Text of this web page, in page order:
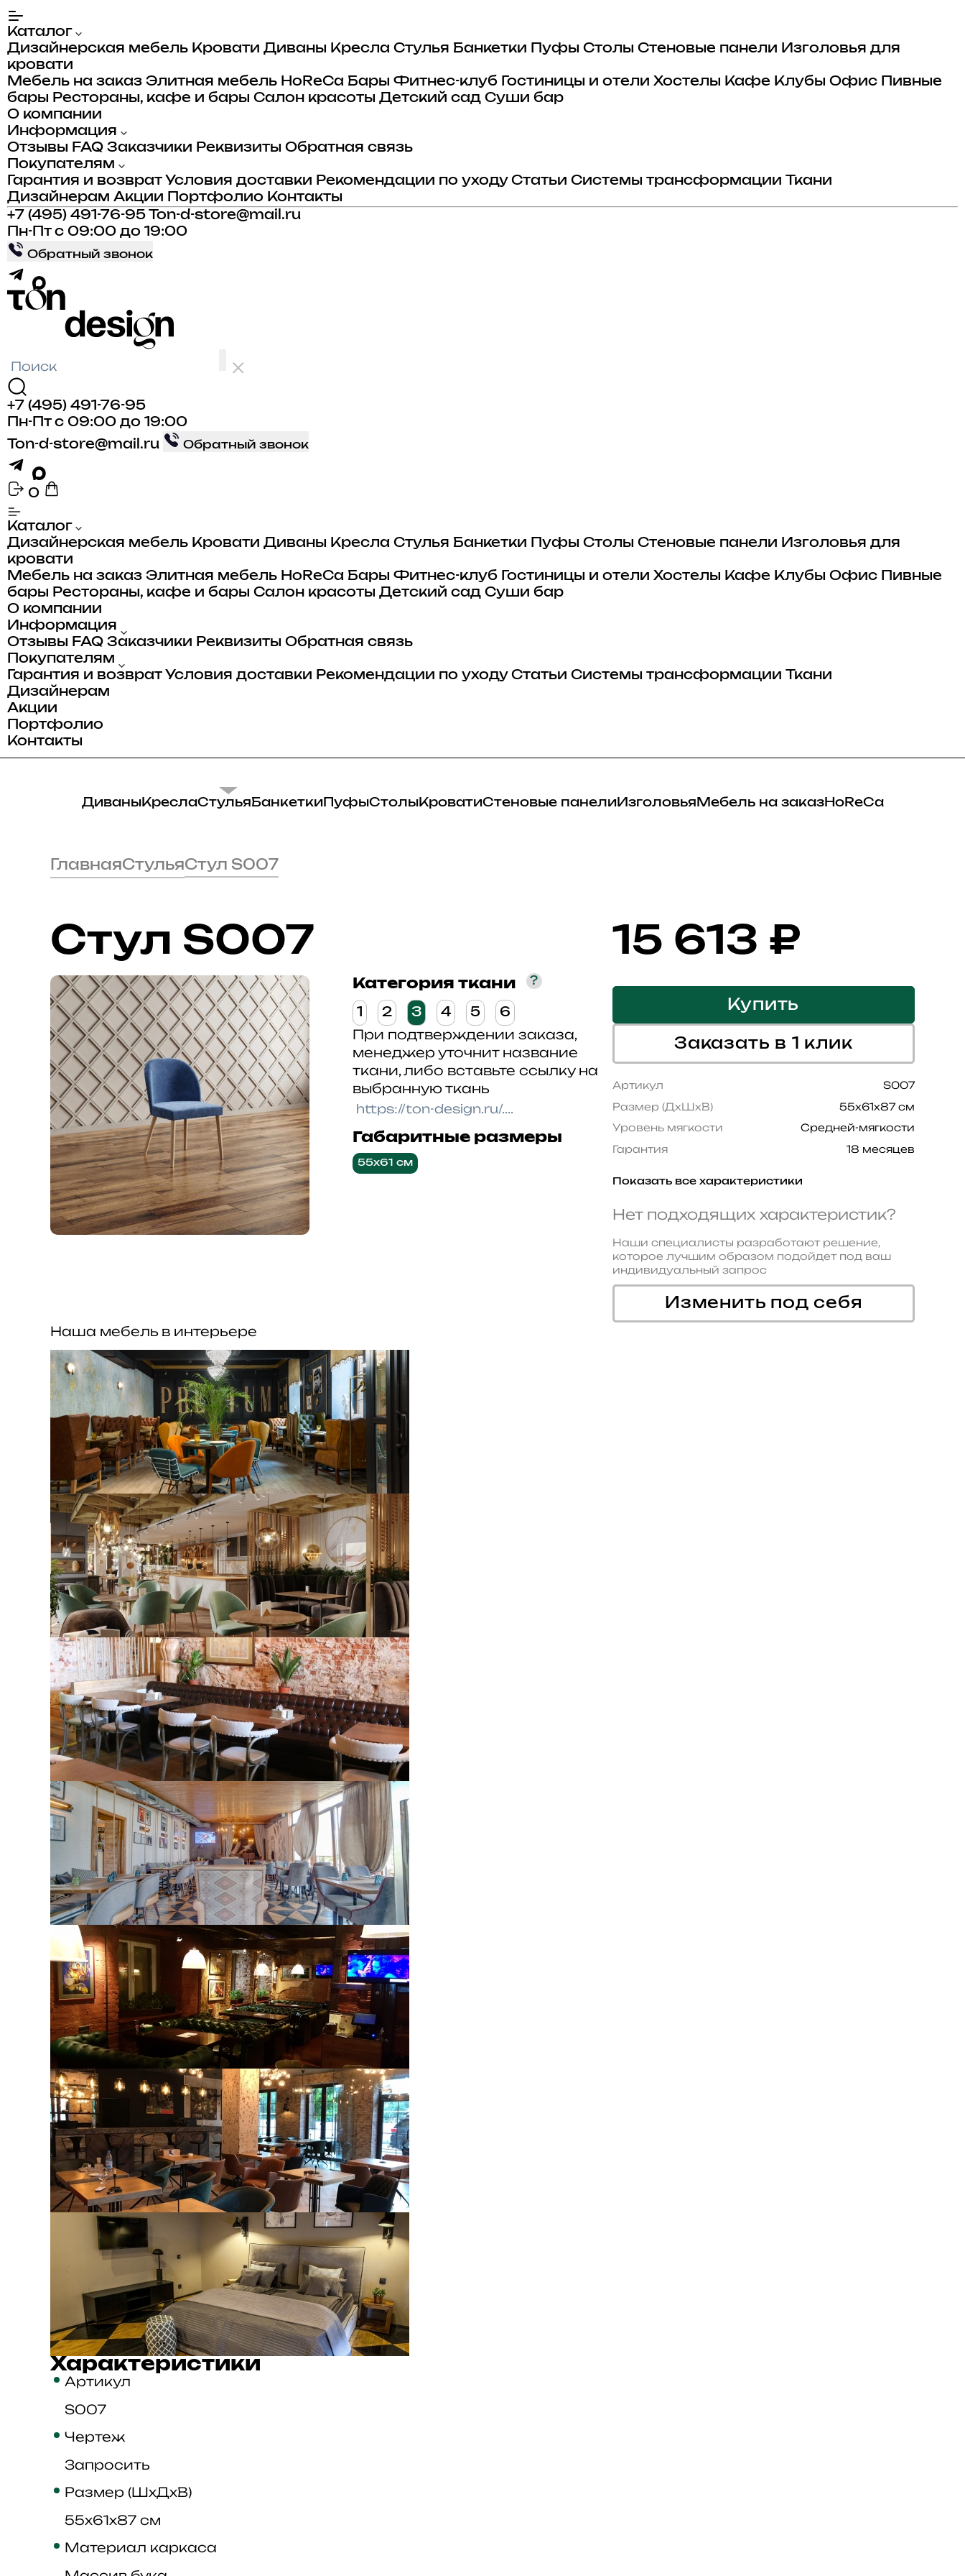
Каталог
Дизайнерская мебель Кровати Диваны Кресла Стулья Банкетки Пуфы Столы Стеновые панели Изголовья для
кровати
Мебель на заказ Элитная мебель HoReCa Бары Фитнес-клуб Гостиницы и отели Хостелы Кафе Клубы Офис
Пивные
бары Рестораны, кафе и бары Салон красоты Детский сад Суши бар
О компании
Информация
Отзывы FAQ Заказчики Реквизиты Обратная связь
Покупателям
Гарантия и возврат Условия доставки Рекомендации по уходу Статьи Системы трансформации
Ткани
Дизайнерам Акции Портфолио Контакты
+7 (495) 491-76-95
Ton-d-store@mail.ru
Пн-Пт с 09:00 до 19:00
Обратный звонок
+7 (495) 491-76-95
Пн-Пт с 09:00 до 19:00
Ton-d-store@mail.ru
Обратный звонок
0
Каталог
Дизайнерская мебель Кровати Диваны Кресла Стулья Банкетки Пуфы Столы Стеновые панели Изголовья для
кровати
Мебель на заказ Элитная мебель HoReCa Бары Фитнес-клуб Гостиницы и отели Хостелы Кафе Клубы Офис
Пивные
бары Рестораны, кафе и бары Салон красоты Детский сад Суши бар
О компании
Информация
Отзывы FAQ Заказчики Реквизиты Обратная связь
Покупателям
Гарантия и возврат Условия доставки Рекомендации по уходу Статьи Системы трансформации
Ткани
Дизайнерам
Акции
Портфолио
Контакты
ДиваныКреслаСтульяБанкеткиПуфыСтолыКроватиСтеновые панелиИзголовья Мебель на заказHoReCa
ГлавнаяСтульяСтул S007
Стул S007
Категория ткани ?
1 2 3 4 5 6
При подтверждении заказа,
менеджер уточнит название
ткани, либо вставьте ссылку на
выбранную ткань
Габаритные размеры
55x61 см
15 613 ₽
Купить
Заказать в 1 клик
Артикул
S007
Размер (ДхШхВ)
55x61x87 см
Уровень мягкости
Средней-мягкости
Гарантия
18 месяцев
Показать все характеристики
Нет подходящих характеристик?
Наши специалисты разработают решение,
которое лучшим образом подойдет под ваш
индивидуальный запрос
Изменить под себя
Наша мебель в интерьере
Характеристики
Артикул
S007
Чертеж
Запросить
Размер (ШхДхВ)
55x61x87 см
Материал каркаса